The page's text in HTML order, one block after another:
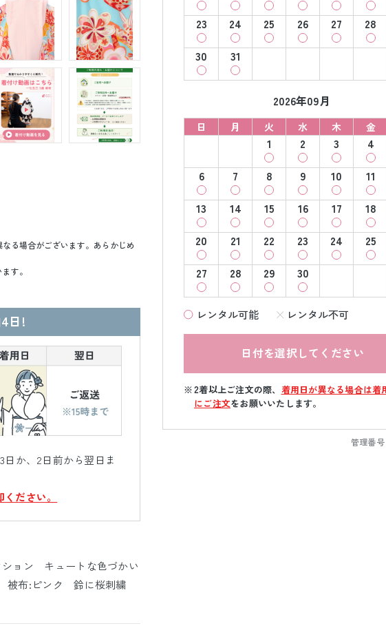
23
24 25 26 27 28
30
31
2026年09月
日 月 火 水 木 金
1 2 3 4
6
7 8 9 10 11
13
14 15 16 17 18
20
21 22 23 24 25
27
28 29 30
レンタル可能 レンタル不可
日付を選択してください
2着以上ご注文の際、 着用日が異なる場合は着
にご注文をお願いいたします。
管理番号
る場合がございます。あらかじめ
す。
日!
か、2日前から翌日ま
ださい。
ョン キュートな色づかい
被布:ピンク 鈴に桜刺繍